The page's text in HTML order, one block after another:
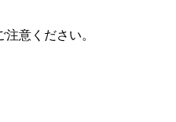
意ください。